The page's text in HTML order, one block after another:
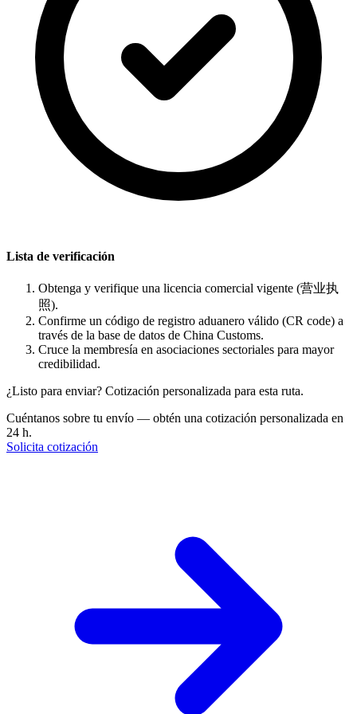
Lista de verificación
Obtenga y verifique una licencia comercial vigente (营业执
照).
Confirme un código de registro aduanero válido (CR code) a
través de la base de datos de China Customs.
Cruce la membresía en asociaciones sectoriales para mayor
credibilidad.
¿Listo para enviar? Cotización personalizada para esta ruta.
Cuéntanos sobre tu envío — obtén una cotización personalizada en
24 h.
Solicita cotización